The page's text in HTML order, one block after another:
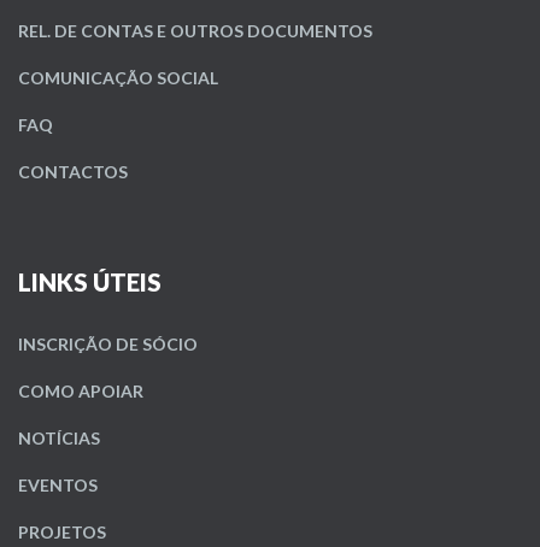
REL. DE CONTAS E OUTROS DOCUMENTOS
COMUNICAÇÃO SOCIAL
FAQ
CONTACTOS
LINKS ÚTEIS
INSCRIÇÃO DE SÓCIO
COMO APOIAR
NOTÍCIAS
EVENTOS
PROJETOS